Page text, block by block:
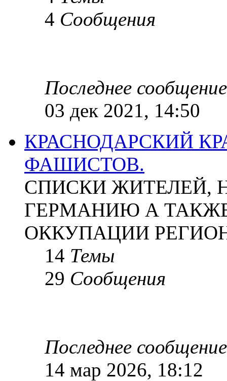
4 Сообщения
Последнее сообщение
03 дек 2021, 14:50
КРАСНОДАРСКИЙ
ФАШИСТОВ.
СПИСКИ ЖИТЕЛЕЙ,
ГЕРМАНИЮ А
ОККУПАЦИИ
14 Темы
29 Сообщения
Последнее сообщение
14 мар 2026, 18:12